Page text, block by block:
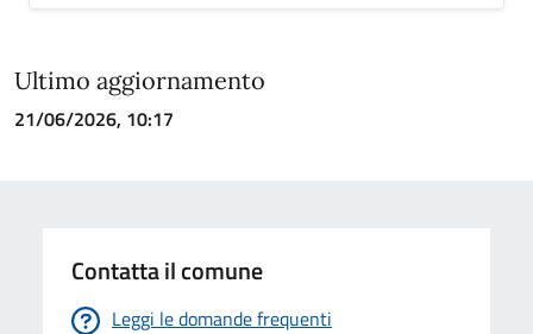
Ultimo aggiornamento
21/06/2026, 10:17
Contatta il comune
Leggi le domande frequenti